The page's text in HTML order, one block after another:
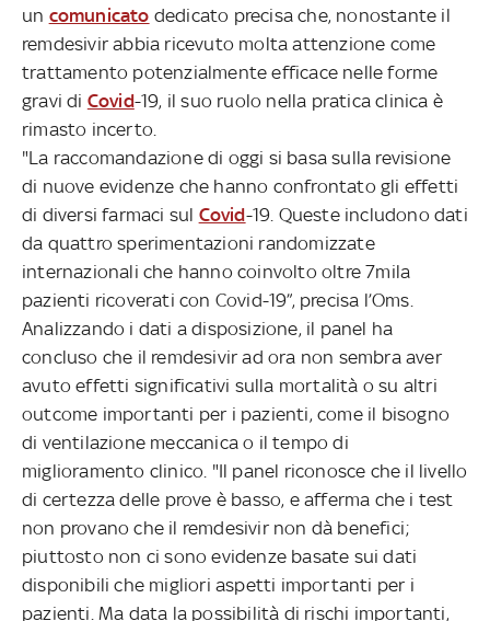
un comunicato dedicato precisa che, nonostante il
remdesivir abbia ricevuto molta attenzione come
trattamento potenzialmente efficace nelle forme
gravi di Covid-19, il suo ruolo nella pratica clinica è
rimasto incerto.
"La raccomandazione di oggi si basa sulla revisione
di nuove evidenze che hanno confrontato gli effetti
di diversi farmaci sul Covid-19. Queste includono dati
da quattro sperimentazioni randomizzate
internazionali che hanno coinvolto oltre 7mila
pazienti ricoverati con Covid-19”, precisa l’Oms.
Analizzando i dati a disposizione, il panel ha
concluso che il remdesivir ad ora non sembra aver
avuto effetti significativi sulla mortalità o su altri
outcome importanti per i pazienti, come il bisogno
di ventilazione meccanica o il tempo di
miglioramento clinico. "Il panel riconosce che il livello
di certezza delle prove è basso, e afferma che i test
non provano che il remdesivir non dà benefici;
piuttosto non ci sono evidenze basate sui dati
disponibili che migliori aspetti importanti per i
pazienti. Ma data la possibilità di rischi importanti,